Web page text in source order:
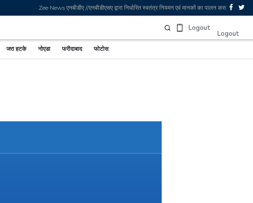
Zee News एनबीडीए //एनबीडीएसए द्वारा निर्धारित स्वतंत्र नियमन एवं मानकों का पालन करता है.
Logout
Logout
जरा हटके नोएडा फरीदाबाद फोटोस